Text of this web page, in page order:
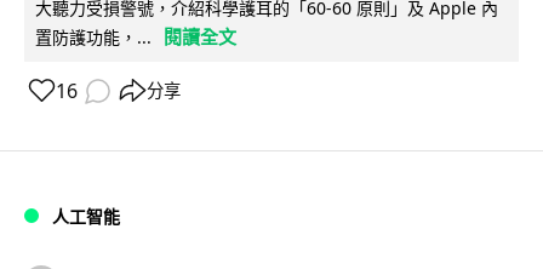
大聽力受損警號，介紹科學護耳的「60-60 原則」及 Apple 內
置防護功能，...
閱讀全文
16 分享
人工智能